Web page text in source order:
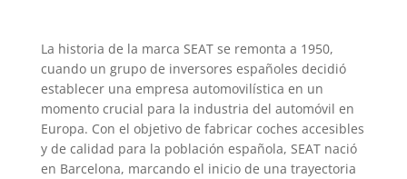
La historia de la marca SEAT se remonta a 1950,
cuando un grupo de inversores españoles decidió
establecer una empresa automovilística en un
momento crucial para la industria del automóvil en
Europa. Con el objetivo de fabricar coches accesibles
y de calidad para la población española, SEAT nació
en Barcelona, marcando el inicio de una trayectoria